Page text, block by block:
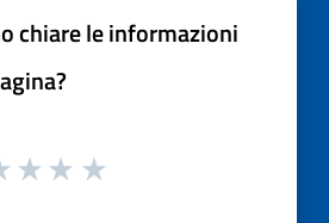
chiare le informazioni